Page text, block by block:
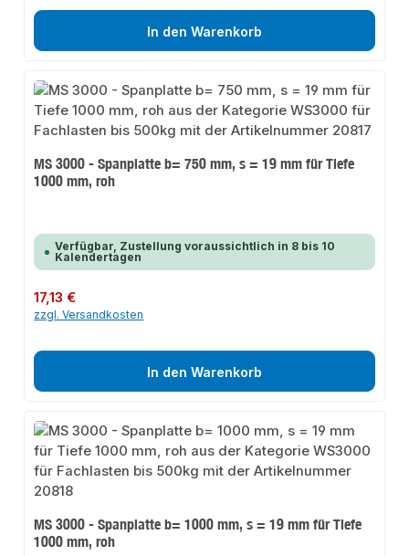
In den Warenkorb
MS 3000 - Spanplatte b= 750 mm, s = 19 mm für Tiefe
1000 mm, roh
Verfügbar, Zustellung voraussichtlich in 8 bis 10
Kalendertagen
Regulärer Preis:
17,13 €
zzgl. Versandkosten
In den Warenkorb
MS 3000 - Spanplatte b= 1000 mm, s = 19 mm für Tiefe
1000 mm, roh